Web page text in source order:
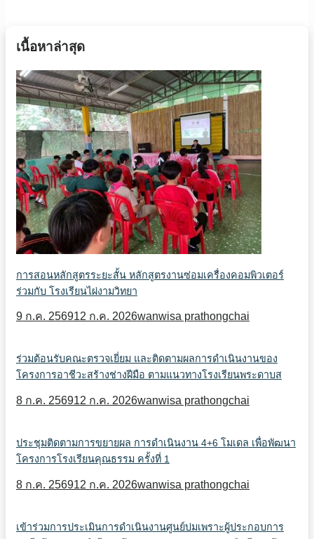
เนื้อหาล่าสุด
การสอนหลักสูตรระยะสั้น หลักสูตรงานซ่อมเครื่องคอมพิวเตอร์
ร่วมกับ โรงเรียนไผ่งามวิทยา
9 ก.ค. 256912 ก.ค. 2026wanwisa prathongchai
ร่วมต้อนรับคณะตรวจเยี่ยม และติดตามผลการดำเนินงานของ
โครงการอาชีวะสร้างช่างฝีมือ ตามแนวทางโรงเรียนพระดาบส
8 ก.ค. 256912 ก.ค. 2026wanwisa prathongchai
ประชุมติดตามการขยายผล การดำเนินงาน 4+6 โมเดล เพื่อพัฒนา
โครงการโรงเรียนคุณธรรม ครั้งที่ 1
8 ก.ค. 256912 ก.ค. 2026wanwisa prathongchai
เข้าร่วมการประเมินการดำเนินงานศูนย์บ่มเพราะผู้ประกอบการ